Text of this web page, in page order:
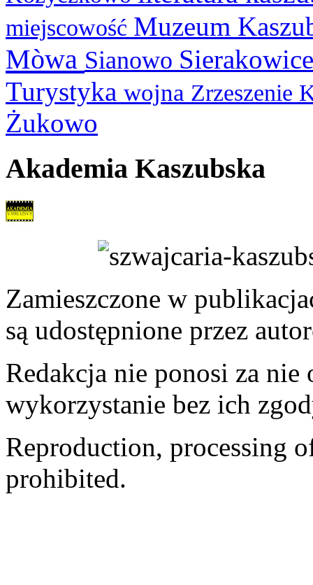
miejscowość Muzeum
Mòwa Sianowo
Turystyka wojna Zrzeszenie
Żukowo
Akademia Kaszubska
Zamieszczone w
są udostępnione przez
Redakcja nie ponosi za
wykorzystanie bez ich
Reproduction, processing
prohibited.